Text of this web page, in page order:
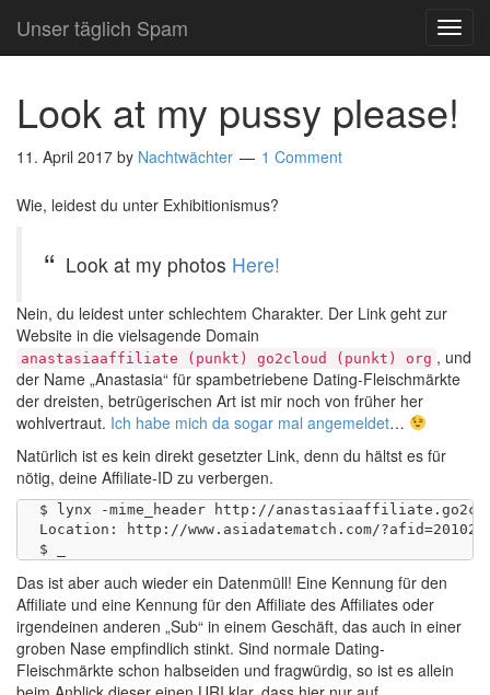
Unser täglich Spam
Look at my pussy please!
11. April 2017 by Nachtwächter 1 Comment
Wie, leidest du unter Exhibitionismus?
Look at my photos Here!
Nein, du leidest unter schlechtem Charakter. Der Link geht zur
Website in die vielsagende Domain
anastasiaaffiliate (punkt) go2cloud (punkt) org , und
der Name „Anastasia“ für spambetriebene Dating-Fleischmärkte
der dreisten, betrügerischen Art ist mir noch von früher her
wohlvertraut. Ich habe mich da sogar mal angemeldet…
Natürlich ist es kein direkt gesetzter Link, denn du hältst es für
nötig, deine Affiliate-ID zu verbergen.
$ lynx -mime_header http://
Location: http://www.asiadatematch.com/
Das ist aber auch wieder ein Datenmüll! Eine Kennung für den
Affiliate und eine Kennung für den Affiliate des Affiliates oder
irgendeinen anderen „Sub“ in einem Geschäft, das auch in einer
groben Nase empfindlich stinkt. Sind normale Dating-
Fleischmärkte schon halbseiden und fragwürdig, so ist es allein